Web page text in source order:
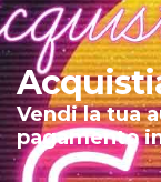
Vendi la tua
pagamento